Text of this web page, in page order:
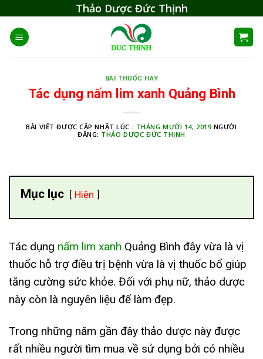
content
Thảo Dược Đức Thịnh
BÀI THUỐC HAY
Tác dụng nấm lim xanh Quảng Bình
BÀI VIẾT ĐƯỢC CẬP NHẬT LÚC : THÁNG MƯỜI 14, 2019 NGƯỜI
ĐĂNG: THẢO DƯỢC ĐỨC THỊNH
Mục lục Hiện
Tác dụng nấm lim xanh Quảng Bình đây vừa là vị
thuốc hỗ trợ điều trị bệnh vừa là vị thuốc bổ giúp
tăng cường sức khỏe. Đối với phụ nữ, thảo dược
này còn là nguyên liệu để làm đẹp.
Trong những năm gần đây thảo dược này được
rất nhiều người tìm mua về sử dụng bởi có nhiều